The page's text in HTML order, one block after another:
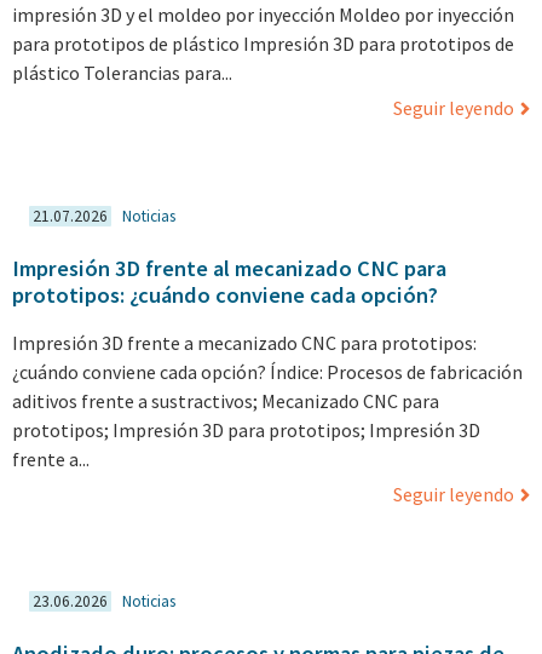
impresión 3D y el moldeo por inyección Moldeo por inyección
para prototipos de plástico Impresión 3D para prototipos de
plástico Tolerancias para...
Seguir leyendo
21.07.2026 Noticias
Impresión 3D frente al mecanizado CNC para
prototipos: ¿cuándo conviene cada opción?
Impresión 3D frente a mecanizado CNC para prototipos:
¿cuándo conviene cada opción? Índice: Procesos de fabricación
aditivos frente a sustractivos; Mecanizado CNC para
prototipos; Impresión 3D para prototipos; Impresión 3D
frente a...
Seguir leyendo
23.06.2026 Noticias